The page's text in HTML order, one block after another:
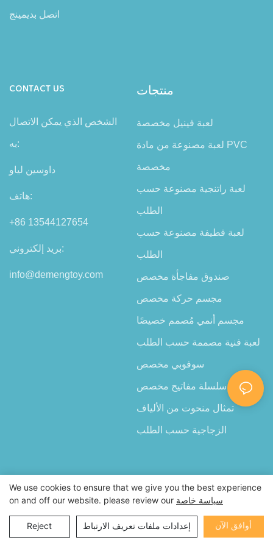
اتصل بديمينج
CONTACT US
الشخص الذي يمكن الاتصال
به:
داوسين لياو
هاتف:
+86 13544127654
بريد إلكتروني:
info@demengtoy.com
منتجات
لعبة فينيل مخصصة
لعبة مصنوعة من مادة PVC
مخصصة
لعبة راتنجية مصنوعة حسب
الطلب
لعبة قطيفة مصنوعة حسب
الطلب
صندوق مفاجأة مخصص
مجسم حركة مخصص
مجسم أنمي مُصمم خصيصًا
لعبة فنية مصممة حسب الطلب
سوفوبي مخصص
مجسم سلسلة مفاتيح مخصص
تمثال منحوت من الألياف
الزجاجية حسب الطلب
جميع الحقوق محفوظة © 2026 لشركة شنتشن ديمينغ للألعاب المحدودة |
خريطة الموقع
We use cookies to ensure that we give you the best experience
on and off our website. please review our سياسة خاصة
Reject إعدادات ملفات تعريف الارتباط أوافق الآن